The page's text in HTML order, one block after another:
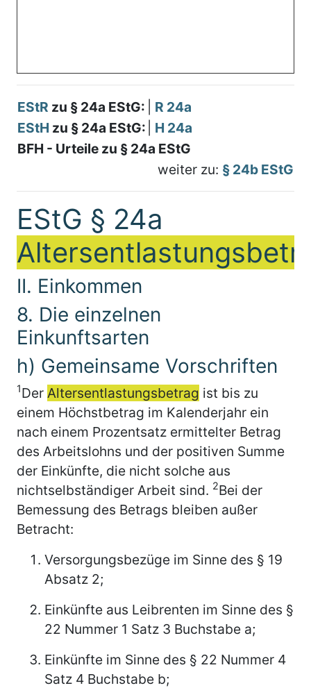
EStR zu § 24a EStG:
R 24a
EStH zu § 24a EStG:
H 24a
BFH - Urteile zu § 24a EStG
weiter zu: § 24b EStG
EStG § 24a
II. Einkommen
8. Die einzelnen
Einkunftsarten
h) Gemeinsame Vorschriften
1Der Altersentlastungsbetrag ist bis zu
einem Höchstbetrag im Kalenderjahr ein
nach einem Prozentsatz ermittelter Betrag
des Arbeitslohns und der positiven Summe
der Einkünfte, die nicht solche aus
nichtselbständiger Arbeit sind. 2Bei der
Bemessung des Betrags bleiben außer
Betracht:
Versorgungsbezüge im Sinne des § 19
Absatz 2;
Einkünfte aus Leibrenten im Sinne des §
22 Nummer 1 Satz 3 Buchstabe a;
Einkünfte im Sinne des § 22 Nummer 4
Satz 4 Buchstabe b;